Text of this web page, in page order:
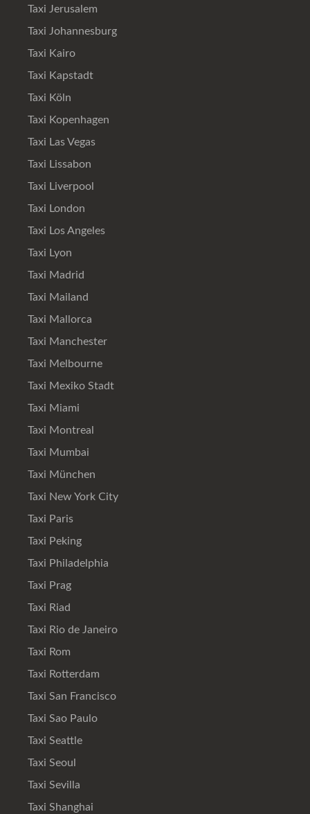
Taxi Jerusalem
Taxi Johannesburg
Taxi Kairo
Taxi Kapstadt
Taxi Köln
Taxi Kopenhagen
Taxi Las Vegas
Taxi Lissabon
Taxi Liverpool
Taxi London
Taxi Los Angeles
Taxi Lyon
Taxi Madrid
Taxi Mailand
Taxi Mallorca
Taxi Manchester
Taxi Melbourne
Taxi Mexiko Stadt
Taxi Miami
Taxi Montreal
Taxi Mumbai
Taxi München
Taxi New York City
Taxi Paris
Taxi Peking
Taxi Philadelphia
Taxi Prag
Taxi Riad
Taxi Rio de Janeiro
Taxi Rom
Taxi Rotterdam
Taxi San Francisco
Taxi Sao Paulo
Taxi Seattle
Taxi Seoul
Taxi Sevilla
Taxi Shanghai